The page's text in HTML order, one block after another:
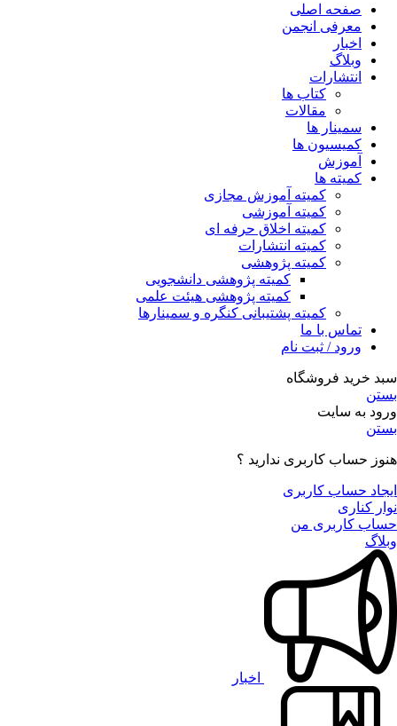
صفحه اصلی
معرفی انجمن
اخبار
وبلاگ
انتشارات
کتاب ها
مقالات
سمینار ها
کمیسیون ها
آموزش
کمیته ها
کمیته آموزش مجازی
کمیته آموزشی
کمیته اخلاق حرفه ای
کمیته انتشارات
کمیته پژوهشی
کمیته پژوهشی دانشجویی
کمیته پژوهشی هیئت علمی
کمیته پشتیبانی کنگره و سمینارها
تماس با ما
ورود / ثبت نام
سبد خرید فروشگاه
بستن
ورود به سایت
بستن
هنوز حساب کاربری ندارید ؟
ایجاد حساب کاربری
نوار کناری
حساب کاربری من
وبلاگ
اخبار